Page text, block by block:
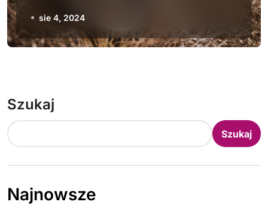
sie 4, 2024
Szukaj
Szukaj
Najnowsze